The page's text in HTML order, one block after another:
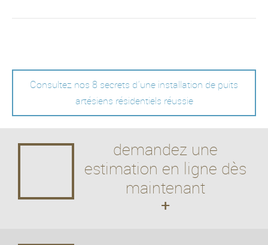
Consultez nos 8 secrets d'une installation de puits
artésiens résidentiels réussie
demandez une
estimation en ligne dès
maintenant
+